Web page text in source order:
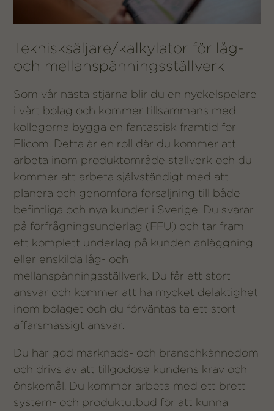
Teknisksäljare/kalkylator för låg-
och mellanspänningsställverk
Som vår nästa stjärna blir du en nyckelspelare
i vårt bolag och kommer tillsammans med
kollegorna bygga en fantastisk framtid för
Elicom. Detta är en roll där du kommer att
arbeta inom produktområde ställverk och du
kommer att arbeta självständigt med att
planera och genomföra försäljning till både
befintliga och nya kunder i Sverige. Du svarar
på förfrågningsunderlag (FFU) och tar fram
ett komplett underlag på kunden anläggning
eller enskilda låg- och
mellanspänningsställverk. Du får ett stort
ansvar och kommer att ha mycket delaktighet
inom bolaget och du förväntas ta ett stort
affärsmässigt ansvar.
Du har god marknads- och branschkännedom
och drivs av att tillgodose kundens krav och
önskemål. Du kommer arbeta med ett brett
system- och produktutbud för att kunna